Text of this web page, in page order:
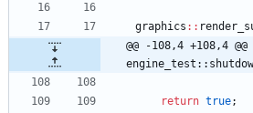
graphics : :
@@ -108,4 +108,4 @@
return true;